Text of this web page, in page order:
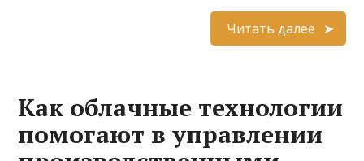
Читать далее
Как облачные технологии
помогают в управлении